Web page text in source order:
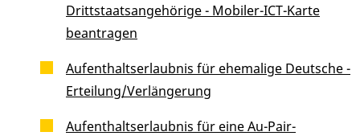
Drittstaatsangehörige - Mobiler-ICT-Karte
beantragen
Aufenthaltserlaubnis für ehemalige Deutsche -
Erteilung/Verlängerung
Aufenthaltserlaubnis für eine Au-Pair-